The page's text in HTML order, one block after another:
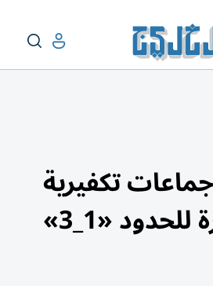
تكفيرية
وإرهابية عابرة للحدود «1_3»